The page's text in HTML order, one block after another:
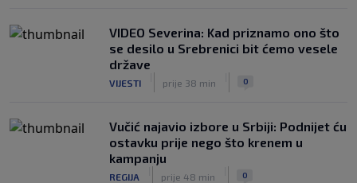
VIDEO Severina: Kad priznamo ono što
se desilo u Srebrenici bit ćemo vesele
države
VIJESTI prije 38 min 0
Vučić najavio izbore u Srbiji: Podnijet ću
ostavku prije nego što krenem u
kampanju
REGIJA prije 48 min 0